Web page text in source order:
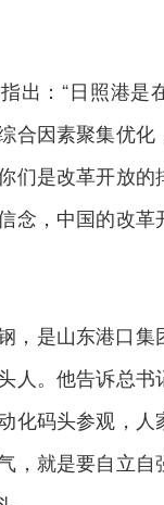
出：“日照港是
合因素聚集优化
们是改革开放的
念，中国的改革
，是山东港口集
人。他告诉总书
化码头参观，人
，就是要自立自